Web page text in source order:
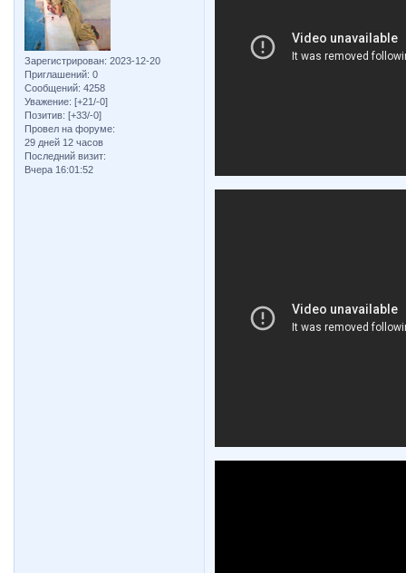
Зарегистрирован: 2023-12-20
Приглашений: 0
Сообщений: 4258
Уважение: [+21/-0]
Позитив: [+33/-0]
Провел на форуме:
29 дней 12 часов
Последний визит:
Вчера 16:01:52